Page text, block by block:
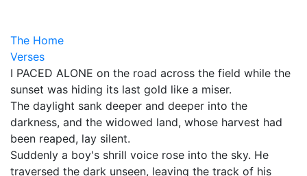
The Home
Verses
I PACED ALONE on the road across the field while the
sunset was hiding its last gold like a miser.
The daylight sank deeper and deeper into the
darkness, and the widowed land, whose harvest had
been reaped, lay silent.
Suddenly a boy's shrill voice rose into the sky. He
traversed the dark unseen, leaving the track of his